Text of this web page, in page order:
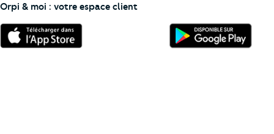
Orpi & moi : votre espace client